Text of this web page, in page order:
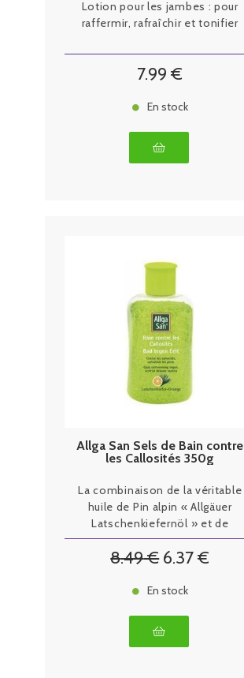
Lotion pour les jambes : pour
raffermir, rafraîchir et tonifier
7.99 €
En stock
Allga San Sels de Bain contre
les Callosités 350g
La combinaison de la véritable
huile de Pin alpin « Allgäuer
Latschenkiefernöl » et de
vitamine E, prend soin,
rafraîchit et protège des
8.49€ 6.37€
En stock